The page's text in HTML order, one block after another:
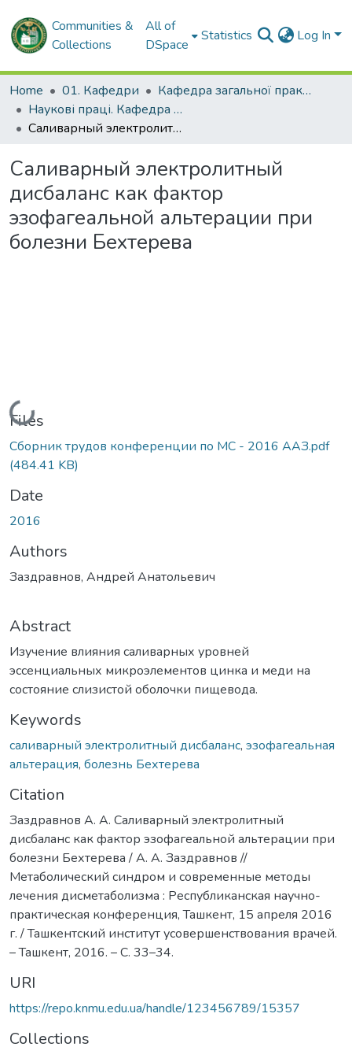
Communities &
Collections
All of
DSpace
Statistics Log In
Home 01. Кафедри
Кафедра загальної практики – сімейної медицини та внутрішніх хвороб
Наукові праці. Кафедра загальної практики – сімейної медицини та внутрішніх хвороб
Саливарный электролитный дисбаланс как фактор эзофагеальной альтерации при болезни Бехтерева
Саливарный электролитный
дисбаланс как фактор
эзофагеальной альтерации при
болезни Бехтерева
Loading...
Files
Сборник трудов конференции по МС - 2016 ААЗ.pdf
(484.41 KB)
Date
2016
Authors
Заздравнов, Андрей Анатольевич
Abstract
Изучение влияния саливарных уровней
эссенциальных микроэлементов цинка и меди на
состояние слизистой оболочки пищевода.
Keywords
саливарный электролитный дисбаланс, эзофагеальная
альтерация, болезнь Бехтерева
Citation
Заздравнов А. А. Саливарный электролитный
дисбаланс как фактор эзофагеальной альтерации при
болезни Бехтерева / А. А. Заздравнов //
Метаболический синдром и современные методы
лечения дисметаболизма : Республиканская научно-
практическая конференция, Ташкент, 15 апреля 2016
г. / Ташкентский институт усовершенствования врачей.
– Ташкент, 2016. – С. 33–34.
URI
https://repo.knmu.edu.ua/handle/123456789/15357
Collections